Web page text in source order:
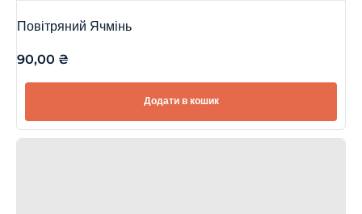
Повітряний Ячмінь
90,00 ₴
Додати в кошик